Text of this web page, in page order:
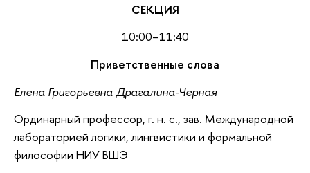
СЕКЦИЯ
10:00–11:40
Приветственные слова
Елена Григорьевна Драгалина-Черная
Ординарный профессор, г. н. с., зав. Международной
лабораторией логики, лингвистики и формальной
философии НИУ ВШЭ